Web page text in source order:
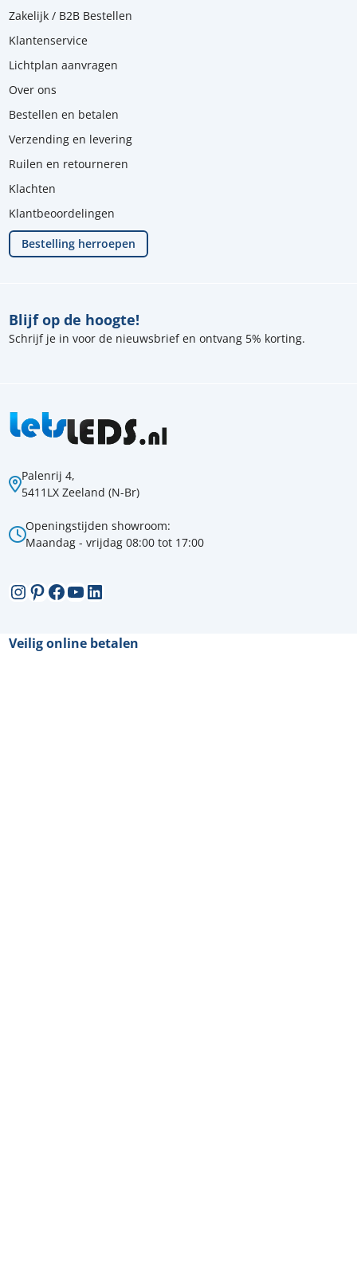
Palenrij 4,
5411LX Zeeland (N-Br)
Openingstijden showroom:
Maandag - vrijdag 08:00 tot 17:00
Instagram
Pinterest
Facebook
YouTube
LinkedIn
Blijf op de hoogte!
Schrijf je in voor de nieuwsbrief en ontvang 5% korting.
Zakelijk / B2B Bestellen
Klantenservice
Lichtplan aanvragen
Over ons
Bestellen en betalen
Verzending en levering
Ruilen en retourneren
Klachten
Klantbeoordelingen
Bestelling herroepen
Veilig online betalen